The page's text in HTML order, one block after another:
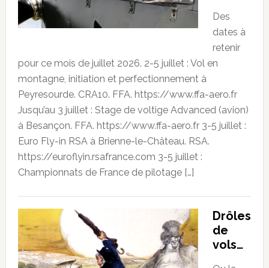
Des
dates à
retenir
pour ce mois de juillet 2026. 2-5 juillet : Vol en
montagne, initiation et perfectionnement à
Peyresourde. CRA10. FFA. https://www.ffa-aero.fr
Jusqu’au 3 juillet : Stage de voltige Advanced (avion)
à Besançon. FFA. https://www.ffa-aero.fr 3-5 juillet :
Euro Fly-in RSA à Brienne-le-Château. RSA.
https://euroflyin.rsafrance.com 3-5 juillet :
Championnats de France de pilotage […]
Drôles
de
vols…